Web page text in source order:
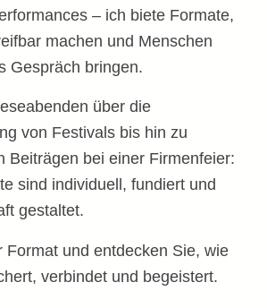
– ich biete Formate,
machen und Menschen
Gespräch bringen.
über die
von Festivals bis hin zu
Beiträgen bei einer Firmenfeier:
sind individuell, fundiert und
gestaltet.
Format und entdecken Sie, wie
verbindet und begeistert.